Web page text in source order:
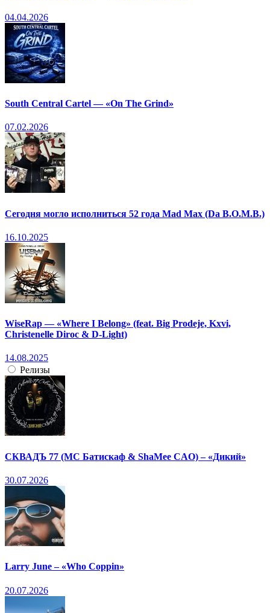
04.04.2026
South Central Cartel — «On The Grind»
07.02.2026
Сегодня могло исполниться 52 года Mad Max (Da B.O.M.B.)
16.10.2025
WiseRap — «Where I Belong» (feat. Big Prodeje, Kxvi,
Christenelle Diroc & D-Light)
14.08.2025
Релизы
СКВАДЪ 77 (МС Батискаф & ShaMee CAO) – «Дикий»
30.07.2026
Larry June – «Who Coppin»
20.07.2026